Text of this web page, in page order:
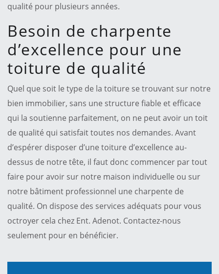
qualité pour plusieurs années.
Besoin de charpente
d’excellence pour une
toiture de qualité
Quel que soit le type de la toiture se trouvant sur notre
bien immobilier, sans une structure fiable et efficace
qui la soutienne parfaitement, on ne peut avoir un toit
de qualité qui satisfait toutes nos demandes. Avant
d’espérer disposer d’une toiture d’excellence au-
dessus de notre tête, il faut donc commencer par tout
faire pour avoir sur notre maison individuelle ou sur
notre bâtiment professionnel une charpente de
qualité. On dispose des services adéquats pour vous
octroyer cela chez Ent. Adenot. Contactez-nous
seulement pour en bénéficier.